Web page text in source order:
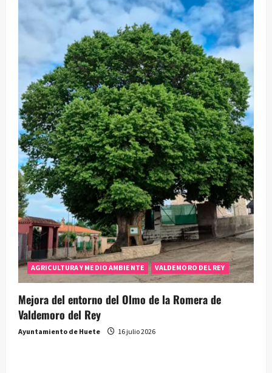
AGRICULTURA Y MEDIO AMBIENTE VALDEMORO DEL REY
Mejora del entorno del Olmo de la Romera de
Valdemoro del Rey
Ayuntamiento de Huete 16 julio 2026